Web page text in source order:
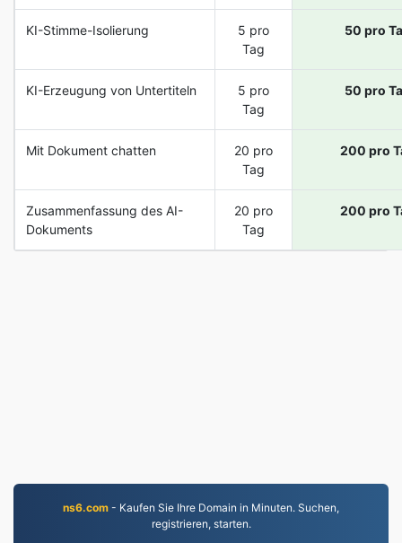
KI-Stimme-Isolierung
5 pro
Tag
50 pro
KI-Erzeugung von Untertiteln
5 pro
Tag
50 pro
Mit Dokument chatten
20 pro
Tag
200 pro
Zusammenfassung des AI-
Dokuments
20 pro
Tag
200 pro
ns6.com - Kaufen Sie Ihre Domain in Minuten. Suchen,
registrieren, starten.